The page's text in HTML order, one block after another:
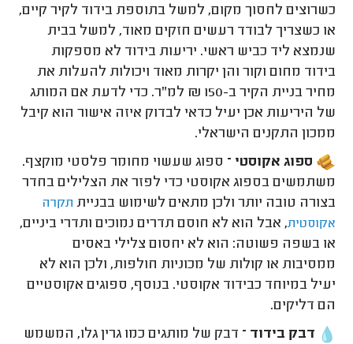
כשרוצים לחסוך מקום, למשל בתוספת בידוד לקיר קיים,
או כשצריך לבודד רעשים חזקים מאוד, למשל בבית
שנמצא ליד כביש ראשי. יריעות בידוד לא מספקות
בידוד מחום וקור והן יקרות מאוד ויכולות להעלות את
מחיר בניית הקיר ב-150 ₪ למ"ר. כדי לדעת אם המותג
של היריעות אכן יעיל כדאי לבדוק איזה אישור הוא קיבל
ממכון התקנים הישראלי.
ספוג אקוסטי – ספוג שעשוי מחומר פלסטי מוקצף.
משתמשים בספוג אקוסטי כדי לפזר את הצלילים בחדר
בצורה טובה יותר ולכן מתאים לשימוש בבניית תקרה
אקוסטית, אבל הוא לא חוסם תדרים נמוכים ותדרי ביניים,
או בשפה פשוטה: הוא לא יחסום צלילי באסים
ממסיבות או קולות של מכוניות חולפות, ולכן הוא לא
יעיל במיוחד כבידוד אקוסטי. בנוסף, ספוגים אקוסטיים
הם דליקים.
דבק בידוד – דבק של מותגים כמו גרין גלו, המשמש